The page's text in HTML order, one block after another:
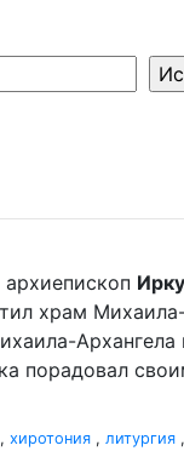
храм
Архангела
порадовал
, хиротония , литургия ,